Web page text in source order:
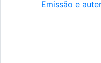
Emissão e